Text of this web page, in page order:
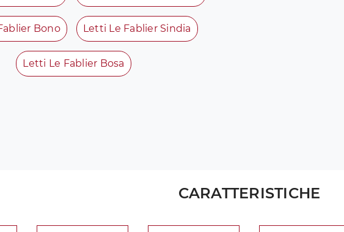
Bono Letti Le Fablier Sindia
Letti Le Fablier Bosa
CARATTERISTICHE